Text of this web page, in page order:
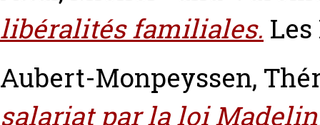
libéralités familiales.
Aubert-Monpeyssen,
salariat par la loi